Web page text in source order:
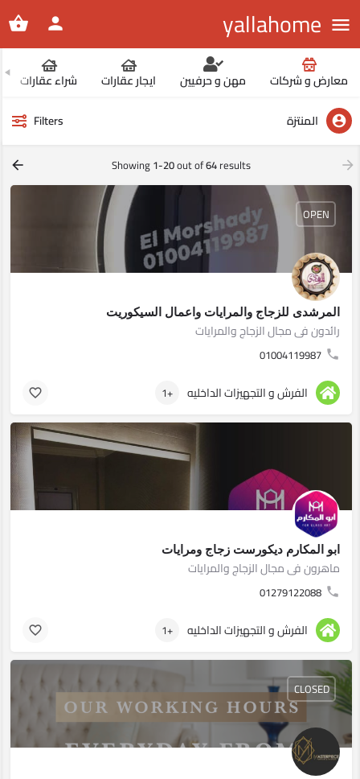
yallahome
معارض و شركات مهن و حرفيين ايجار عقارات
شراء عقارات
المنتزة
Filters
Showing1-20out of64results
المرشدى للزجاج والمرايات واعمال السيكوريت
رائدون فى مجال الزجاج والمرايات
01004119987
OPEN
الفرش و التجهيزات الداخليه +1
ابو المكارم ديكورست زجاج ومرايات
ماهرون فى مجال الزجاج والمرايات
01279122088
الفرش و التجهيزات الداخليه +1
CLOSED